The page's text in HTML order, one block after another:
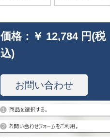
価格： ￥ 12,784 円(税
込)
お問い合わせ